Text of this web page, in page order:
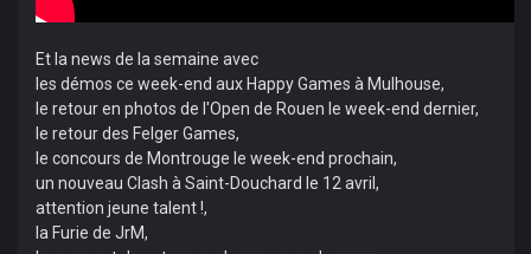
Et la news de la semaine avec
les démos ce week-end aux Happy Games à Mulhouse,
le retour en photos de l'Open de Rouen le week-end dernier,
le retour des Felger Games,
le concours de Montrouge le week-end prochain,
un nouveau Clash à Saint-Douchard le 12 avril,
attention jeune talent !,
la Furie de JrM,